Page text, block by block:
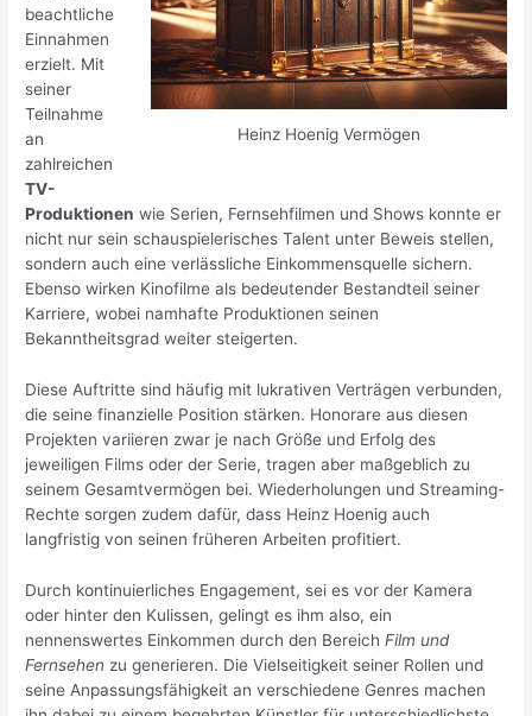
Heinz Hoenig Vermögen
beachtliche
Einnahmen
erzielt. Mit
seiner
Teilnahme
an
zahlreichen
TV-
Produktionen wie Serien, Fernsehfilmen und Shows konnte er
nicht nur sein schauspielerisches Talent unter Beweis stellen,
sondern auch eine verlässliche Einkommensquelle sichern.
Ebenso wirken Kinofilme als bedeutender Bestandteil seiner
Karriere, wobei namhafte Produktionen seinen
Bekanntheitsgrad weiter steigerten.
Diese Auftritte sind häufig mit lukrativen Verträgen verbunden,
die seine finanzielle Position stärken. Honorare aus diesen
Projekten variieren zwar je nach Größe und Erfolg des
jeweiligen Films oder der Serie, tragen aber maßgeblich zu
seinem Gesamtvermögen bei. Wiederholungen und Streaming-
Rechte sorgen zudem dafür, dass Heinz Hoenig auch
langfristig von seinen früheren Arbeiten profitiert.
Durch kontinuierliches Engagement, sei es vor der Kamera
oder hinter den Kulissen, gelingt es ihm also, ein
nennenswertes Einkommen durch den BereichFilm und
Fernsehen zu generieren. Die Vielseitigkeit seiner Rollen und
seine Anpassungsfähigkeit an verschiedene Genres machen